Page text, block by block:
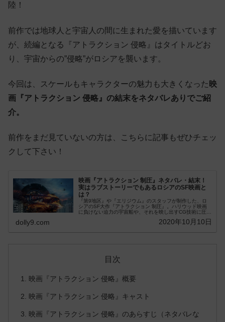
陸！
前作では地球人と宇宙人の間に生まれた愛を描いています
が、続編となる『アトラクション 侵略』はタイトルどお
り、宇宙からの”侵略”がロシアを襲います。
今回は、スケールもキャラクターの魅力も大きくなった 映
画『アトラクション 侵略』の結末をネタバレありでご紹
介。
前作をまだ見ていないの方は、こちらに記事もぜひチェッ
クして下さい！
映画『アトラクション 制圧』ネタバレ・結末！
実はラブストーリーでもあるロシアのSF映画と
は？
『第9地区』や『エリジウム』のスタッフが制作した、ロ
シアのSF大作『アトラクション 制圧』。ハリウッド映画
に負けない迫力の宇宙船や、それを映し出すCG技術に圧巻
すること必須の映画です。日本にはあまり馴...
dolly9.com 2020年10月10日
目次
映画『アトラクション 侵略』概要
映画『アトラクション 侵略』キャスト
映画『アトラクション 侵略』のあらすじ（ネタバレな